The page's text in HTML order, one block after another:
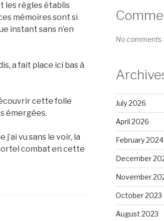
les règles établis
mémoires sont si
instant sans n’en
a fait place ici bas à
cette folle
émergées.
vu sans le voir, la
combat en cette
No comments
July 2026
April 2026
February 2024
December
November
October 2023
August 2023